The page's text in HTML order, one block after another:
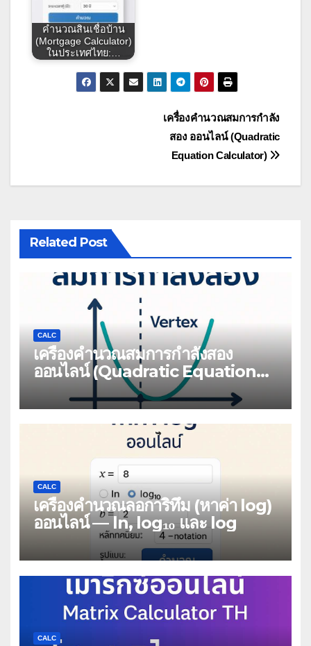
คำนวณสินเชื่อบ้าน
(Mortgage Calculator)
ในประเทศไทย:…
เครื่องคำนวณสมการกำลัง
สอง ออนไลน์ (Quadratic
Equation Calculator)
Related Post
CALC
เครื่องคำนวณสมการกำลังสอง
ออนไลน์ (Quadratic Equation
Calculator)
CALC
เครื่องคำนวณลอการิทึม (หาค่า log)
ออนไลน์ — ln, log₁₀ และ log
CALC